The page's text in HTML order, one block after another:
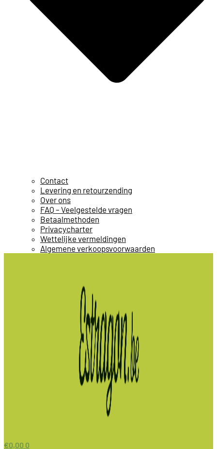
Contact
Levering en retourzending
Over ons
FAQ – Veelgestelde vragen
Betaalmethoden
Privacycharter
Wettelijke vermeldingen
Algemene verkoopsvoorwaarden
€0,00 0